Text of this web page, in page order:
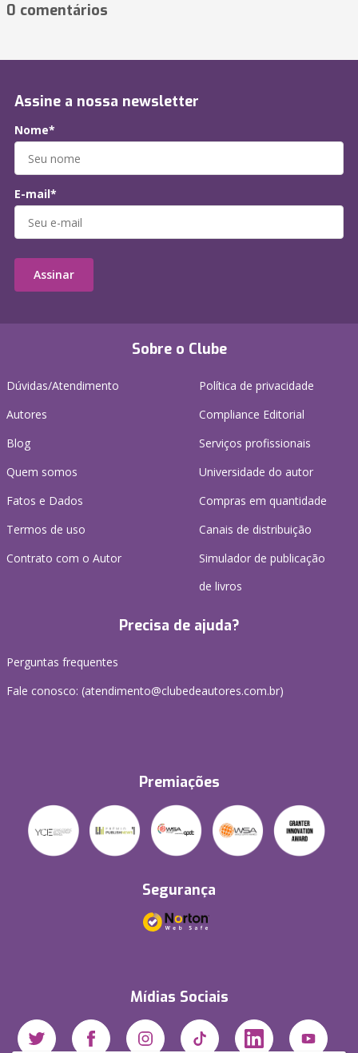
0 comentários
Sobre o Clube
Dúvidas/Atendimento
Autores
Blog
Quem somos
Fatos e Dados
Termos de uso
Contrato com o Autor
Política de privacidade
Compliance Editorial
Serviços profissionais
Universidade do autor
Compras em quantidade
Canais de distribuição
Simulador de publicação
de livros
Precisa de ajuda?
Perguntas frequentes
Fale conosco: (atendimento@clubedeautores.com.br)
Premiações
Segurança
Mídias Sociais
Assine a nossa newsletter
Nome*
E-mail*
Assinar